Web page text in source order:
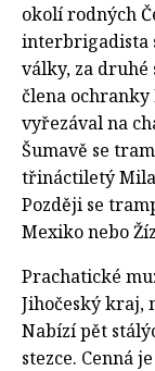
okolí rodných
interbrigadista
války, za druhé
člena ochranky
vyřezával na
Šumavě se
třináctiletý
Později se
Mexiko nebo
Prachatické
Jihočeský kraj,
Nabízí pět
stezce. Cenná